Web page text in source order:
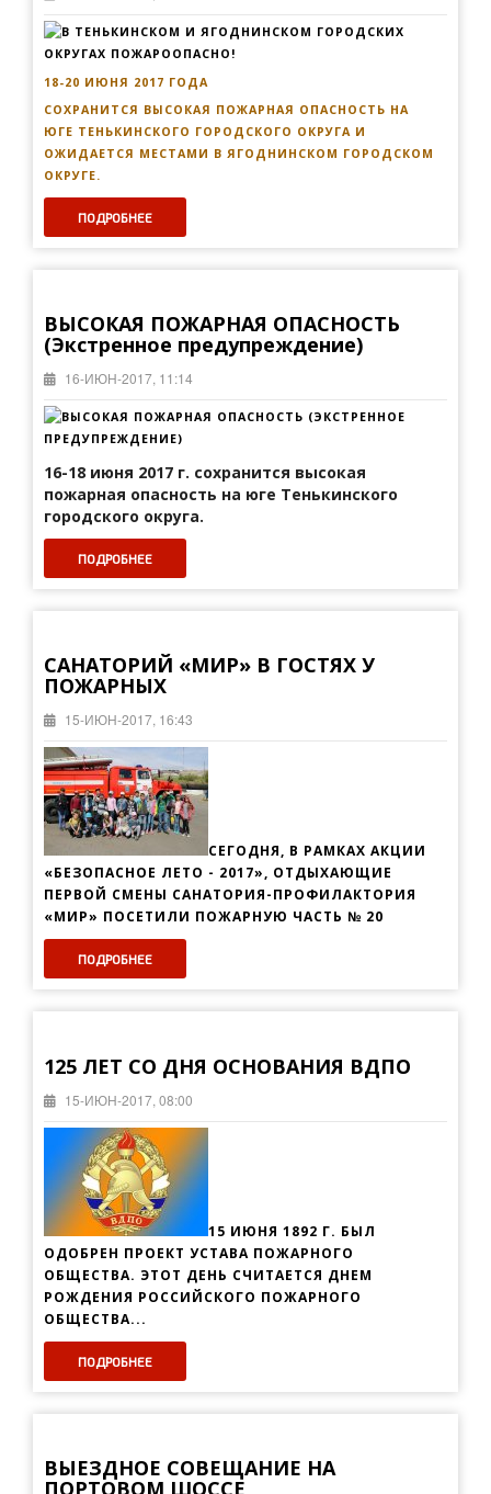
18-20 ИЮНЯ 2017 ГОДА
СОХРАНИТСЯ ВЫСОКАЯ ПОЖАРНАЯ ОПАСНОСТЬ НА
ЮГЕ ТЕНЬКИНСКОГО ГОРОДСКОГО ОКРУГА И
ОЖИДАЕТСЯ МЕСТАМИ В ЯГОДНИНСКОМ ГОРОДСКОМ
ОКРУГЕ.
ПОДРОБНЕЕ
ВЫСОКАЯ ПОЖАРНАЯ ОПАСНОСТЬ
(Экстренное предупреждение)
16-ИЮН-2017, 11:14
16-18 июня 2017 г. сохранится высокая
пожарная опасность на юге Тенькинского
городского округа.
ПОДРОБНЕЕ
САНАТОРИЙ «МИР» В ГОСТЯХ У
ПОЖАРНЫХ
15-ИЮН-2017, 16:43
СЕГОДНЯ, В РАМКАХ АКЦИИ
«БЕЗОПАСНОЕ ЛЕТО - 2017», ОТДЫХАЮЩИЕ
ПЕРВОЙ СМЕНЫ САНАТОРИЯ-ПРОФИЛАКТОРИЯ
«МИР» ПОСЕТИЛИ ПОЖАРНУЮ ЧАСТЬ № 20
ПОДРОБНЕЕ
125 ЛЕТ СО ДНЯ ОСНОВАНИЯ ВДПО
15-ИЮН-2017, 08:00
15 ИЮНЯ 1892 Г. БЫЛ
ОДОБРЕН ПРОЕКТ УСТАВА ПОЖАРНОГО
ОБЩЕСТВА. ЭТОТ ДЕНЬ СЧИТАЕТСЯ ДНЕМ
РОЖДЕНИЯ РОССИЙСКОГО ПОЖАРНОГО
ОБЩЕСТВА...
ПОДРОБНЕЕ
ВЫЕЗДНОЕ СОВЕЩАНИЕ НА
ПОРТОВОМ ШОССЕ